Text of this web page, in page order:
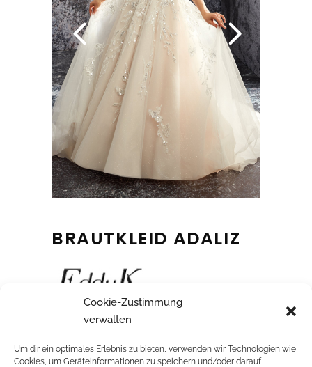
Cookie-Zustimmung
verwalten
Um dir ein optimales Erlebnis zu bieten, verwenden wir Technologien wie
Cookies, um Geräteinformationen zu speichern und/oder darauf
BRAUTKLEID ADALIZ
Princesskleid mit Blütenstickerei und tiefem